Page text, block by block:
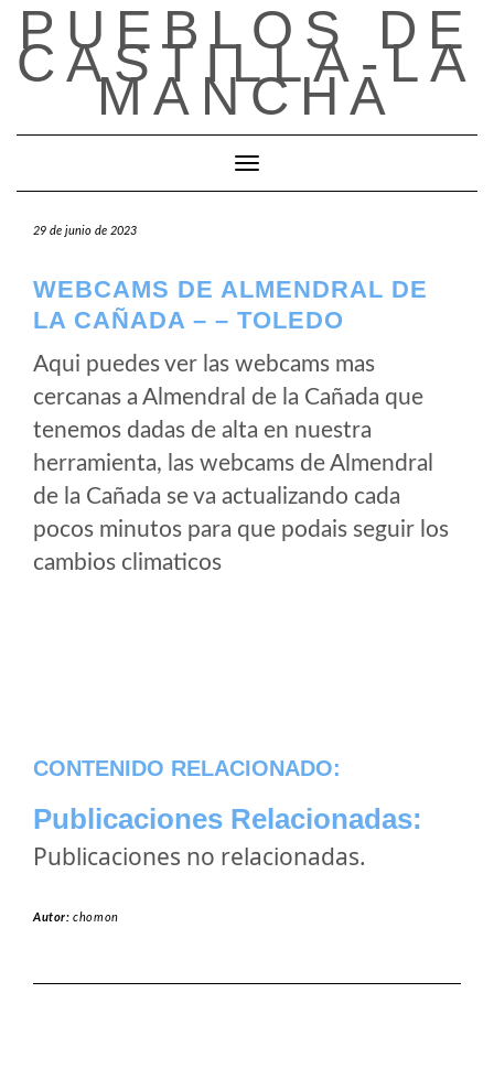
Saltar
contenido
PUEBLOS DE
CASTILLA-LA
MANCHA
Cambiar modo de navegación
29 de junio de 2023
WEBCAMS DE ALMENDRAL DE
LA CAÑADA – – TOLEDO
Aqui puedes ver las webcams mas
cercanas a Almendral de la Cañada que
tenemos dadas de alta en nuestra
herramienta, las webcams de Almendral
de la Cañada se va actualizando cada
pocos minutos para que podais seguir los
cambios climaticos
CONTENIDO RELACIONADO:
Publicaciones Relacionadas:
Publicaciones no relacionadas.
Autor:chomon